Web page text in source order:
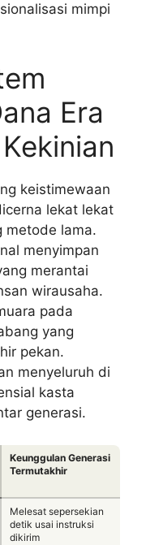
mimpi
Era
keistimewaan
lekat lekat
metode lama.
menyimpan
merantai
wirausaha.
pada
yang
pekan.
menyeluruh di
kasta
generasi.
Keunggulan Generasi
Termutakhir
Melesat sepersekian
detik usai instruksi
dikirim